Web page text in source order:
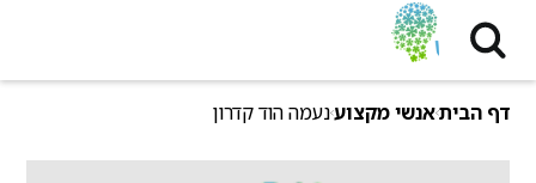
דף הביתאנשי מקצוענעמה הוד קדרון